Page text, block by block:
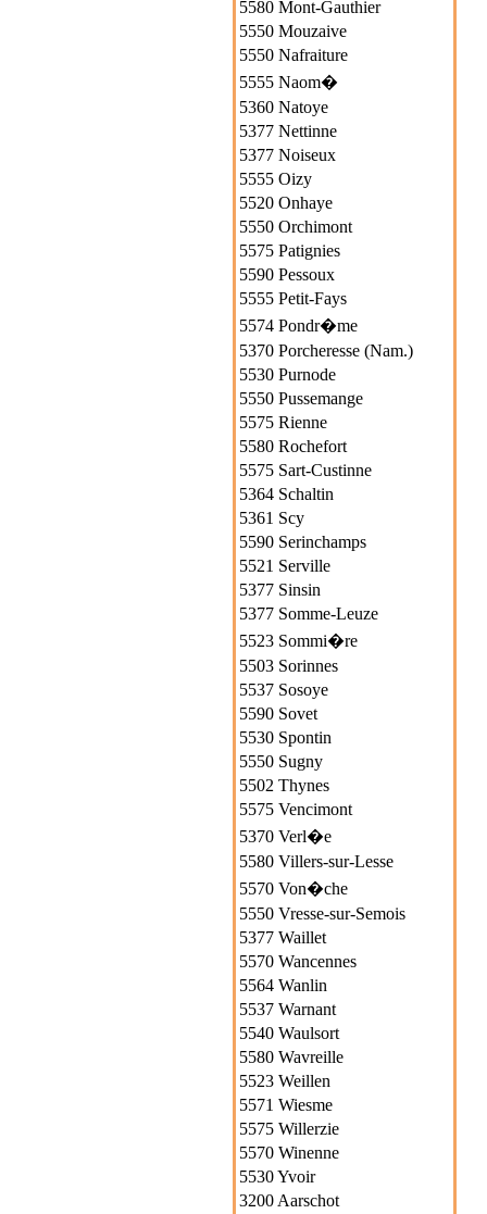
5580 Mont-Gauthier
5550 Mouzaive
5550 Nafraiture
5555 Naom�
5360 Natoye
5377 Nettinne
5377 Noiseux
5555 Oizy
5520 Onhaye
5550 Orchimont
5575 Patignies
5590 Pessoux
5555 Petit-Fays
5574 Pondr�me
5370 Porcheresse (Nam.)
5530 Purnode
5550 Pussemange
5575 Rienne
5580 Rochefort
5575 Sart-Custinne
5364 Schaltin
5361 Scy
5590 Serinchamps
5521 Serville
5377 Sinsin
5377 Somme-Leuze
5523 Sommi�re
5503 Sorinnes
5537 Sosoye
5590 Sovet
5530 Spontin
5550 Sugny
5502 Thynes
5575 Vencimont
5370 Verl�e
5580 Villers-sur-Lesse
5570 Von�che
5550 Vresse-sur-Semois
5377 Waillet
5570 Wancennes
5564 Wanlin
5537 Warnant
5540 Waulsort
5580 Wavreille
5523 Weillen
5571 Wiesme
5575 Willerzie
5570 Winenne
5530 Yvoir
3200 Aarschot